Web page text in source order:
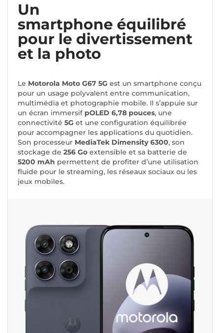
Un
smartphone équilibré
pour le divertissement
et la photo
Le Motorola Moto G67 5G est un smartphone conçu
pour un usage polyvalent entre communication,
multimédia et photographie mobile. Il s’appuie sur
un écran immersif pOLED 6,78 pouces, une
connectivité 5G et une configuration équilibrée
pour accompagner les applications du quotidien.
Son processeur MediaTek Dimensity 6300, son
stockage de 256 Go extensible et sa batterie de
5200 mAh permettent de profiter d’une utilisation
fluide pour le streaming, les réseaux sociaux ou les
jeux mobiles.